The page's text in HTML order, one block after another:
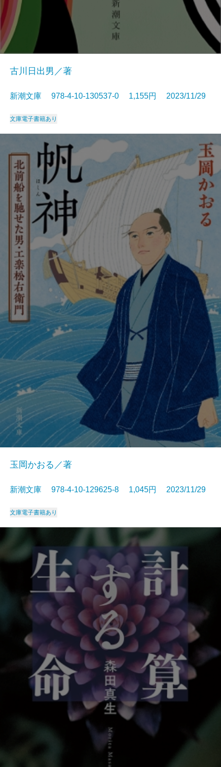
古川日出男／著
新潮文庫 978-4-10-130537-0 1,155円 2023/11/29
文庫電子書籍あり
玉岡かおる／著
新潮文庫 978-4-10-129625-8 1,045円 2023/11/29
文庫電子書籍あり